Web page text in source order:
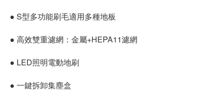
● S型多功能刷毛適用多種地板
● 高效雙重濾網：金屬+HEPA11濾網
● LED照明電動地刷
● 一鍵拆卸集塵盒